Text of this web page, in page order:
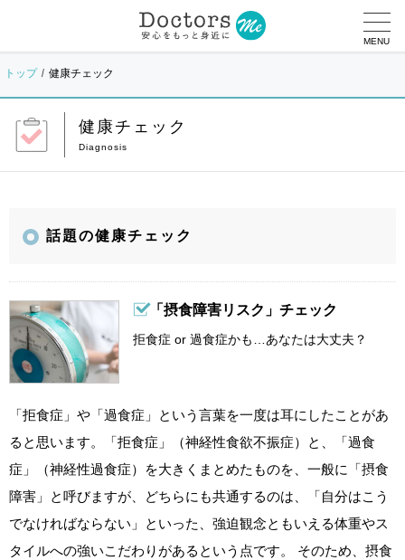
MENU
トップ 健康チェック
健康チェック
話題の健康チェック
「摂食障害リスク」チェック
拒食症 or 過食症かも…あなたは大丈夫？
「拒食症」や「過食症」という言葉を一度は耳にしたことがあ
ると思います。「拒食症」（神経性食欲不振症）と、「過食
症」（神経性過食症）を大きくまとめたものを、一般に「摂食
障害」と呼びますが、どちらにも共通するのは、「自分はこう
でなければならない」といった、強迫観念ともいえる体重やス
タイルへの強いこだわりがあるという点です。 そのため、摂食